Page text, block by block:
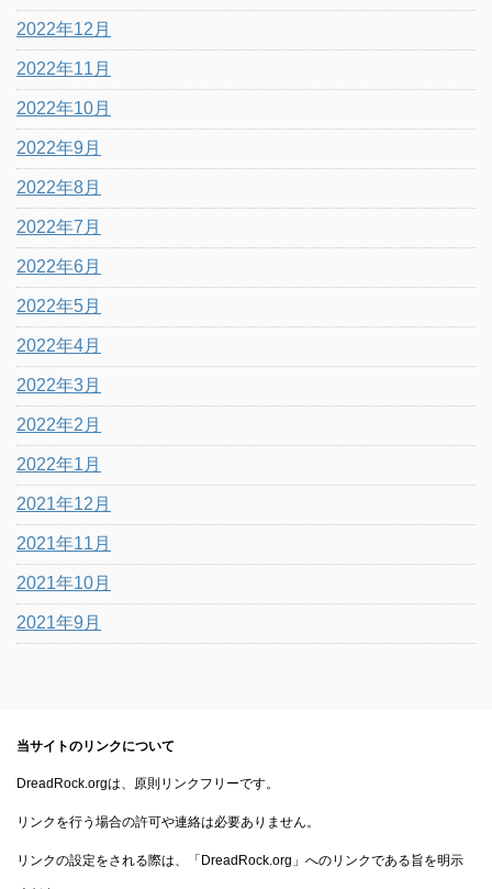
2022年12月
2022年11月
2022年10月
2022年9月
2022年8月
2022年7月
2022年6月
2022年5月
2022年4月
2022年3月
2022年2月
2022年1月
2021年12月
2021年11月
2021年10月
2021年9月
当サイトのリンクについて
DreadRock.orgは、原則リンクフリーです。
リンクを行う場合の許可や連絡は必要ありません。
リンクの設定をされる際は、「DreadRock.org」へのリンクである旨を明示